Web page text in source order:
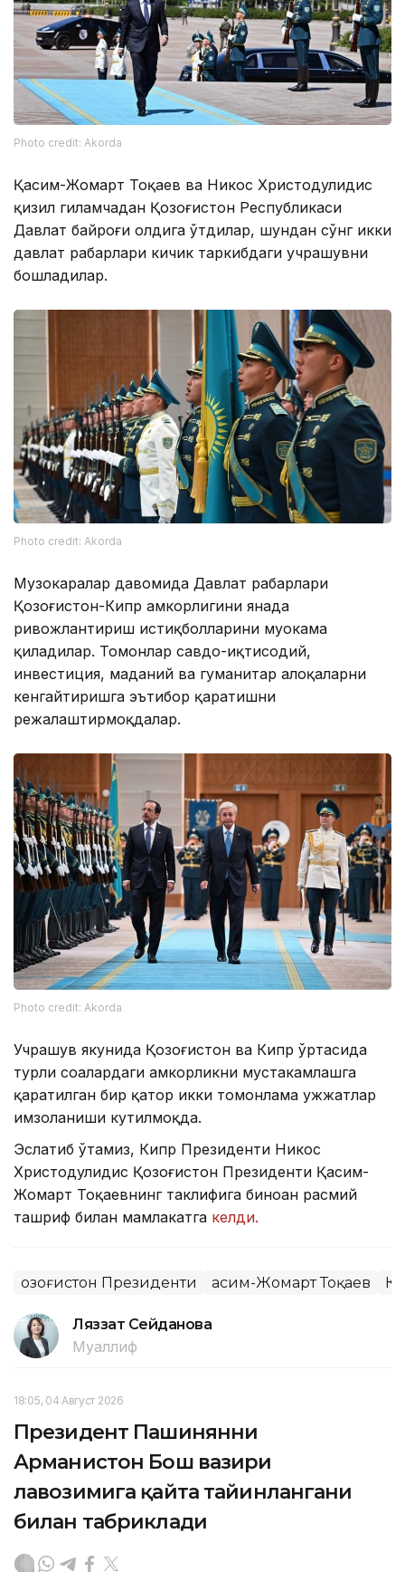
Photo credit: Akorda
Қасим-Жомарт Тоқаев ва Никос Христодулидис
қизил гиламчадан Қозоғистон Республикаси
Давлат байроғи олдига ўтдилар, шундан сўнг икки
давлат раҳбарлари кичик таркибдаги учрашувни
бошладилар.
Photo credit: Akorda
Музокаралар давомида Давлат раҳбарлари
Қозоғистон-Кипр ҳамкорлигини янада
ривожлантириш истиқболларини муҳокама
қиладилар. Томонлар савдо-иқтисодий,
инвестиция, маданий ва гуманитар алоқаларни
кенгайтиришга эътибор қаратишни
режалаштирмоқдалар.
Photo credit: Akorda
Учрашув якунида Қозоғистон ва Кипр ўртасида
турли соҳалардаги ҳамкорликни мустаҳкамлашга
қаратилган бир қатор икки томонлама ҳужжатлар
имзоланиши кутилмоқда.
Эслатиб ўтамиз, Кипр Президенти Никос
Христодулидис Қозоғистон Президенти Қасим-
Жомарт Тоқаевнинг таклифига биноан расмий
ташриф билан мамлакатга келди.
Қозоғистон Президенти Қасим-Жомарт Тоқаев
Ляззат Сейданова
Муаллиф
18:05, 04 Август 2026
Президент Пашинянни
Арманистон Бош вазири
лавозимига қайта тайинлангани
билан табриклади